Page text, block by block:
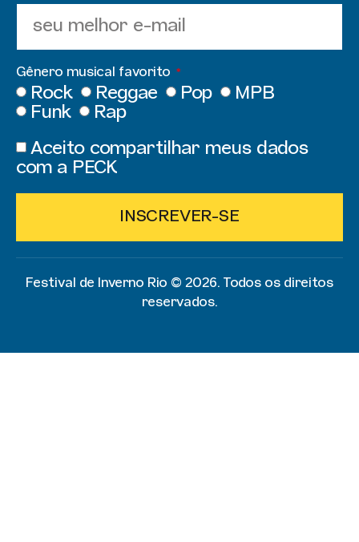
Gênero musical favorito
Rock Reggae Pop
MPB
Funk
Rap
Aceito compartilhar meus dados
com a PECK
INSCREVER-SE
Festival de Inverno Rio ©️ 2026. Todos os direitos
reservados.